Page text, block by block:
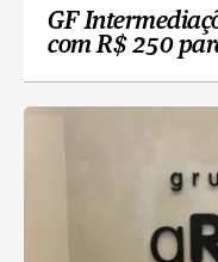
GF
com R$ 250